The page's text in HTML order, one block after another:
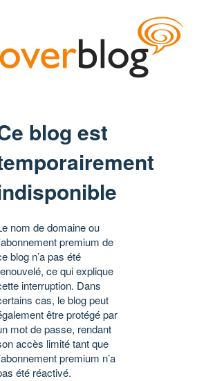
blog est
nom de domaine ou
premium de
blog n’a pas été
ce qui explique
interruption. Dans
cas, le blog peut
être protégé par
mot de passe, rendant
accès limité tant que
premium n’a
été réactivé.